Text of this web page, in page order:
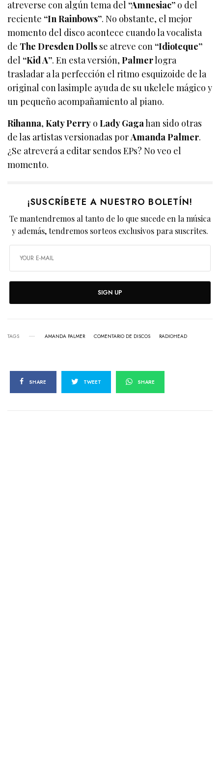
atreverse con algún tema del “Amnesiac” o del
reciente “In Rainbows”. No obstante, el mejor
momento del disco acontece cuando la vocalista
de The Dresden Dolls se atreve con “Idioteque”
del “Kid A”. En esta versión,Palmerlogra
trasladar a la perfección el ritmo esquizoide de la
original con lasimple ayuda de su ukelele mágico y
un pequeño acompañamiento al piano.
Rihanna,Katy Perry oLady Gagahan sido otras
de las artistas versionadas porAmanda Palmer.
¿Se atreverá a editar sendos EPs? No veo el
momento.
¡SUSCRÍBETE A NUESTRO BOLETÍN!
Te mantendremos al tanto de lo que sucede en la música
y además, tendremos sorteos exclusivos para suscrites.
SIGN UP
TAGS AMANDA PALMER COMENTARIO DE DISCOS RADIOHEAD
SHARE TWEET SHARE